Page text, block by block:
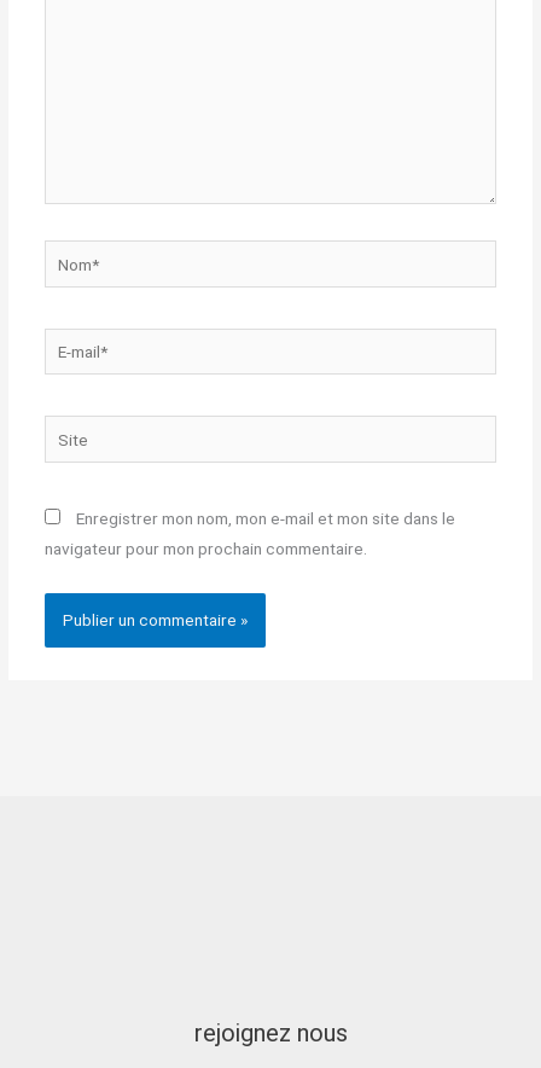
mail*
Enregistrer mon nom, mon e-mail et mon site dans le
navigateur pour mon prochain commentaire.
rejoignez nous